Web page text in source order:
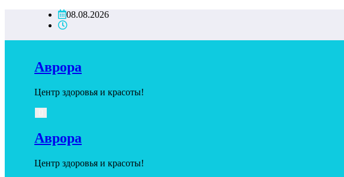
08.08.2026
Аврора
Центр здоровья и красоты!
Аврора
Центр здоровья и красоты!